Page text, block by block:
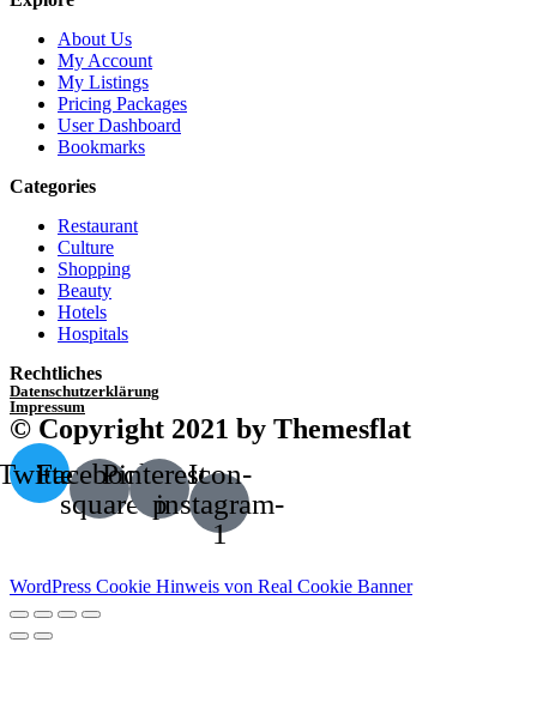
About Us
My Account
My Listings
Pricing Packages
User Dashboard
Bookmarks
Categories
Restaurant
Culture
Shopping
Beauty
Hotels
Hospitals
Rechtliches
Datenschutzerklärung
Impressum
© Copyright 2021 by Themesflat
Facebook-
square
Pinterest-
p
Icon-
instagram-
1
WordPress Cookie Hinweis von Real Cookie Banner